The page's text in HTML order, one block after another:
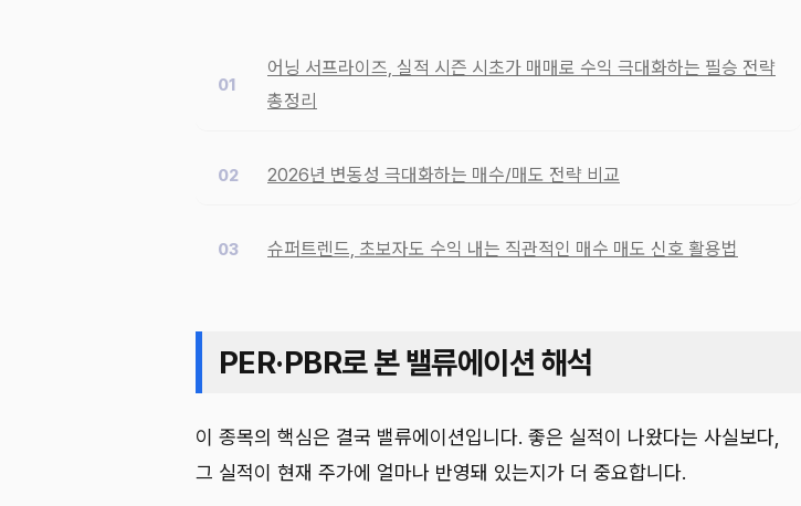
어닝 서프라이즈, 실적 시즌 시초가 매매로 수익 극대화하는 필승 전략
총정리
2026년 변동성 극대화하는 매수/매도 전략 비교
슈퍼트렌드, 초보자도 수익 내는 직관적인 매수 매도 신호 활용법
PER·PBR로 본 밸류에이션 해석
이 종목의 핵심은 결국 밸류에이션입니다. 좋은 실적이 나왔다는 사실보다,
그 실적이 현재 주가에 얼마나 반영돼 있는지가 더 중요합니다.